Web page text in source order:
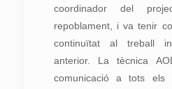
coordinador del
repoblament, i va tenir
continuïtat al treball
anterior. La tècnica
comunicació a tots els